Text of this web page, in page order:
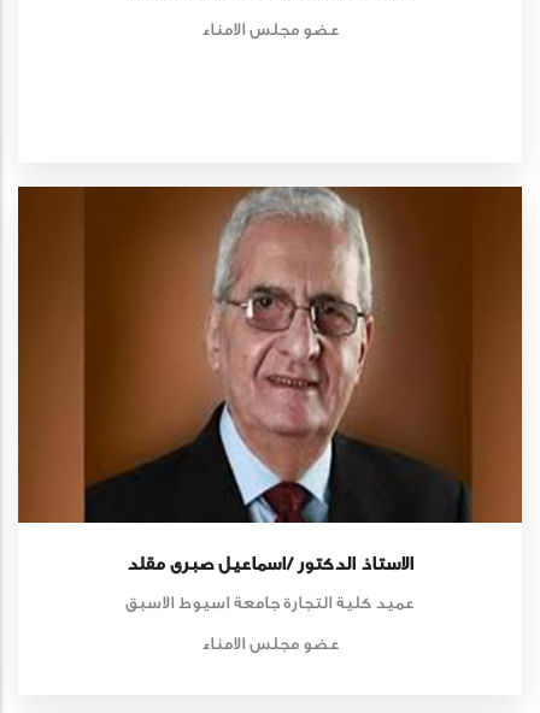
عضو مجلس الامناء
الاستاذ الدكتور /اسماعيل صبرى مقلد
عميد كلية التجارة جامعة اسيوط الاسبق
عضو مجلس الامناء